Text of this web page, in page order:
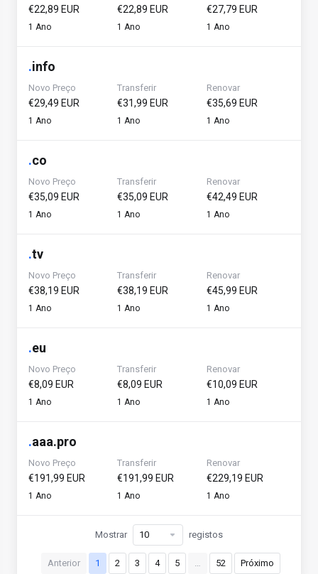
€22,89 EUR
1 Ano
€22,89 EUR
1 Ano
€27,79 EUR
1 Ano
.info
Novo Preço
€29,49 EUR
1 Ano
Transferir
€31,99 EUR
1 Ano
Renovar
€35,69 EUR
1 Ano
.co
Novo Preço
€35,09 EUR
1 Ano
Transferir
€35,09 EUR
1 Ano
Renovar
€42,49 EUR
1 Ano
.tv
Novo Preço
€38,19 EUR
1 Ano
Transferir
€38,19 EUR
1 Ano
Renovar
€45,99 EUR
1 Ano
.eu
Novo Preço
€8,09 EUR
1 Ano
Transferir
€8,09 EUR
1 Ano
Renovar
€10,09 EUR
1 Ano
.aaa.pro
Novo Preço
€191,99 EUR
1 Ano
Transferir
€191,99 EUR
1 Ano
Renovar
€229,19 EUR
1 Ano
Anterior 1 2 3 4 5 … 52 Próximo
Mostrar registos